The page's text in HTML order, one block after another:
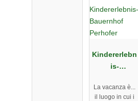
Kindererlebn
is-
Perhofer
La vacanza è...
il luogo in cui i